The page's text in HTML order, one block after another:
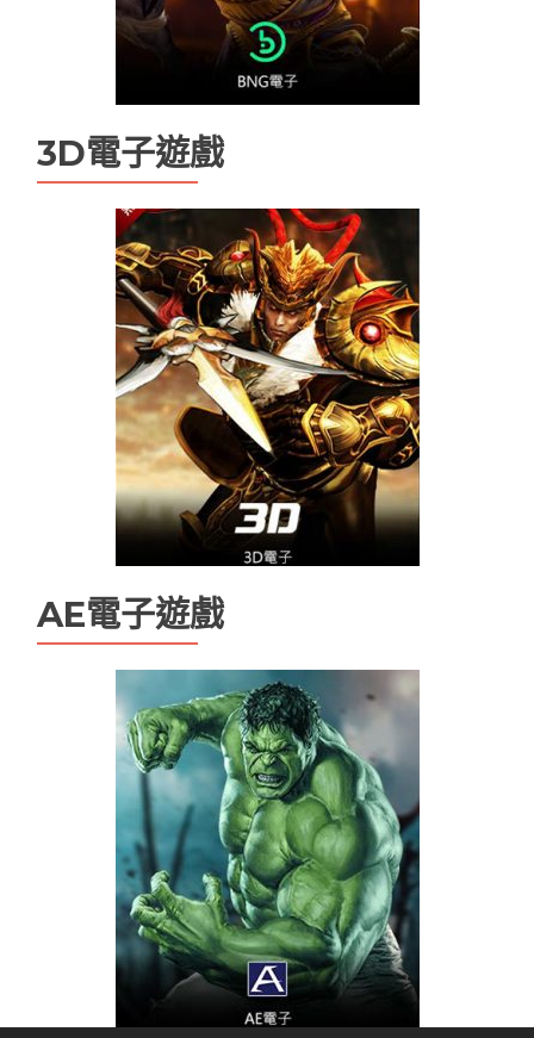
娛樂城app 娛樂城優惠 娛樂城排行
娛樂城詐騙
百家樂技巧
百家樂路單 百家樂遊戲
電子老虎機遊戲推薦 魔龍傳奇打法
3D電子遊戲
AE電子遊戲